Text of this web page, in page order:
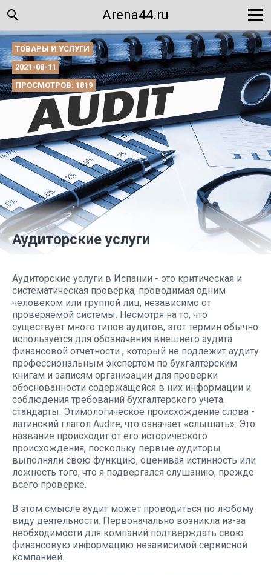
Arena44.ru
ТОВАРЫ И УСЛУГИ
2021-08-11
ПРОСМОТРОВ: 1819
Аудиторские услуги
Аудиторские услуги в Испании - это критическая и
систематическая проверка, проводимая одним
человеком или группой лиц, независимо от
проверяемой системы. Несмотря на то, что
существует много типов аудитов, этот термин обычно
используется для обозначения внешнего аудита
финансовой отчетности , который не подлежит аудиту
профессиональным экспертом по бухгалтерским
книгам и записям организации для проверки
обоснованности содержащейся в них информации и
соблюдения требований бухгалтерского учета.
стандарты. Этимологическое происхождение слова -
латинский глагол Audire, что означает «слышать». Это
название происходит от его исторического
происхождения, поскольку первые аудиторы
выполняли свою функцию, оценивая истинность или
ложность того, что я подвергался слушанию, прежде
всего проверке.
В этом смысле аудит может проводиться по любому
виду деятельности. Первоначально возникла из-за
необходимости для компаний подтверждать свою
финансовую информацию независимой сервисной
компанией.